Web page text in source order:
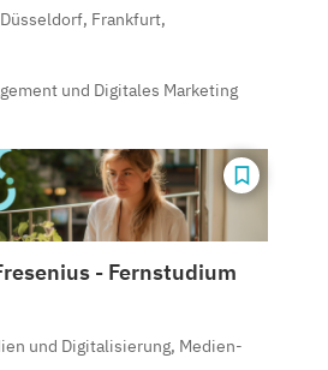
Frankfurt,
und Digitales Marketing
- Fernstudium
und Digitalisierung, Medien-